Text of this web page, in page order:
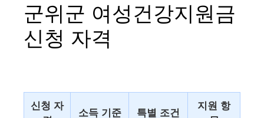
군위군 여성건강지원금
신청 자격
신청 자
소득 기준 특별 조건
지원 항